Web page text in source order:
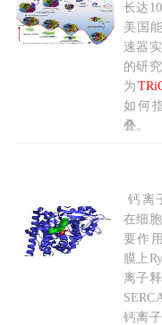
长达
美国
速器
的研
为
如何
叠。
新型
钙离
在细
要作
膜上
离子
钙离